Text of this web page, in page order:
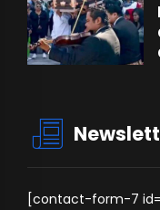
[contact-form-7